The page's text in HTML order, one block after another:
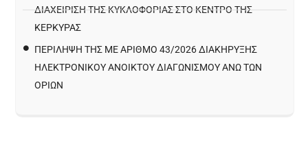
ΔΙΑΧΕΊΡΙΣΗ ΤΗΣ ΚΥΚΛΟΦΟΡΊΑΣ ΣΤΟ ΚΈΝΤΡΟ ΤΗΣ
ΚΈΡΚΥΡΑΣ
ΠΕΡΙΛΗΨΗ ΤΗΣ ΜΕ ΑΡΙΘΜΟ 43/2026 ΔΙΑΚΗΡΥΞΗΣ
ΗΛΕΚΤΡΟΝΙΚΟΥ ΑΝΟΙΚΤΟΥ ΔΙΑΓΩΝΙΣΜΟΥ ΑΝΩ ΤΩΝ
ΟΡΙΩΝ